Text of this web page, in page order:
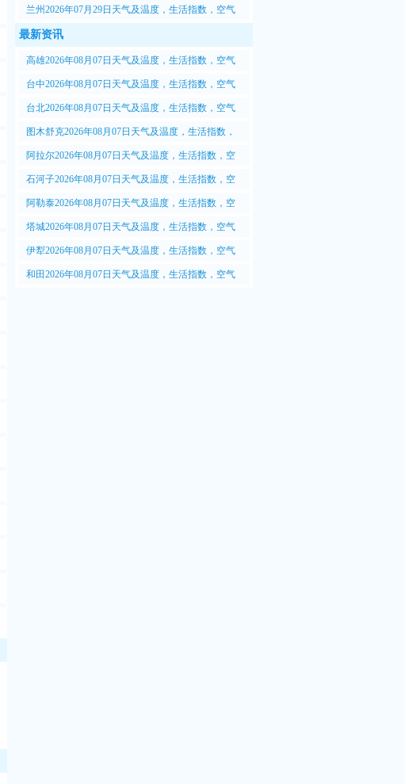
PM2.5质量情况
兰州2026年07月29日天气及温度，生活指数，空气
PM2.5质量情况
最新资讯
高雄2026年08月07日天气及温度，生活指数，空气
PM2.5质量情况
台中2026年08月07日天气及温度，生活指数，空气
PM2.5质量情况
台北2026年08月07日天气及温度，生活指数，空气
PM2.5质量情况
图木舒克2026年08月07日天气及温度，生活指数，
空气PM2.5质量情况
阿拉尔2026年08月07日天气及温度，生活指数，空
气PM2.5质量情况
石河子2026年08月07日天气及温度，生活指数，空
气PM2.5质量情况
阿勒泰2026年08月07日天气及温度，生活指数，空
气PM2.5质量情况
塔城2026年08月07日天气及温度，生活指数，空气
PM2.5质量情况
伊犁2026年08月07日天气及温度，生活指数，空气
PM2.5质量情况
和田2026年08月07日天气及温度，生活指数，空气